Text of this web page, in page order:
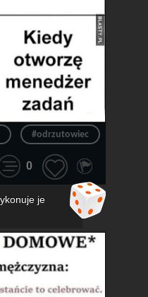
#odrzutowiec
0
je